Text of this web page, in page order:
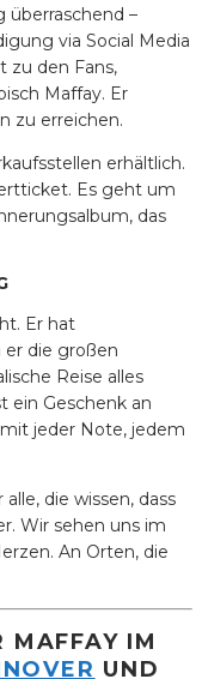
überraschend –
via Social Media
zu den Fans,
Maffay. Er
zu erreichen.
erhältlich.
Es geht um
das
Er hat
er die großen
Reise alles
ein Geschenk an
jeder Note, jedem
die wissen, dass
Wir sehen uns im
An Orten, die
MAFFAY IM
UND